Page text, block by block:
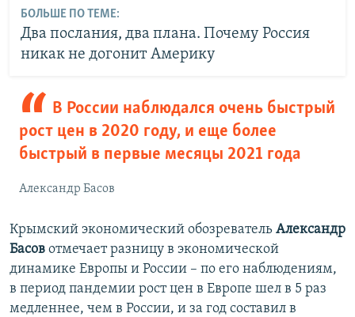
БОЛЬШЕ ПО ТЕМЕ:
Два послания, два плана. Почему Россия
никак не догонит Америку
В России наблюдался очень быстрый
рост цен в 2020 году, и еще более
быстрый в первые месяцы 2021 года
Александр Басов
Крымский экономический обозреватель Александр
Басов отмечает разницу в экономической
динамике Европы и России – по его наблюдениям,
в период пандемии рост цен в Европе шел в 5 раз
медленнее, чем в России, и за год составил в